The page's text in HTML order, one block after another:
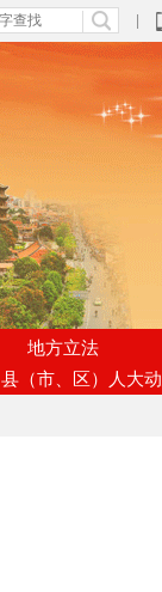
地方立法
县（市、区）人大